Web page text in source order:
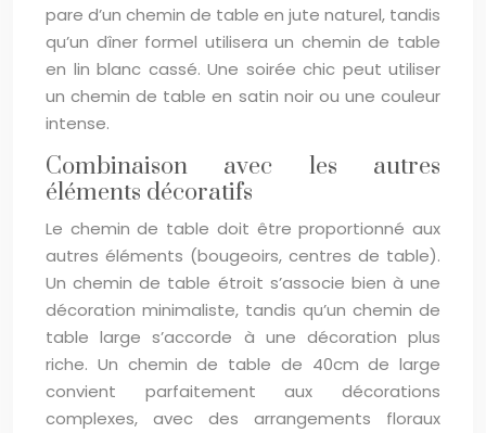
pare d’un chemin de table en jute naturel, tandis
qu’un dîner formel utilisera un chemin de table
en lin blanc cassé. Une soirée chic peut utiliser
un chemin de table en satin noir ou une couleur
intense.
Combinaison avec les autres
éléments décoratifs
Le chemin de table doit être proportionné aux
autres éléments (bougeoirs, centres de table).
Un chemin de table étroit s’associe bien à une
décoration minimaliste, tandis qu’un chemin de
table large s’accorde à une décoration plus
riche. Un chemin de table de 40cm de large
convient parfaitement aux décorations
complexes, avec des arrangements floraux